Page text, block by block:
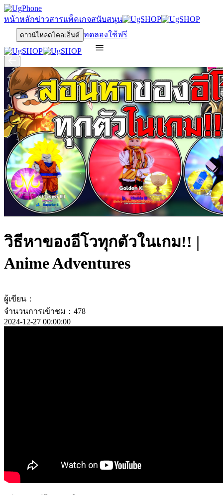
หน้าหลักข่าวสารแพ็คเกจสนับสนุน
ดาวน์โหลดไคลเอ็นต์ ทดลองใช้ฟรี
วิธีหาของอีโวทุกตัวในเกม!! |
Anime Adventures
ผู้เขียน：
จำนวนการเข้าชม：478
2024-12-27 00:00:00